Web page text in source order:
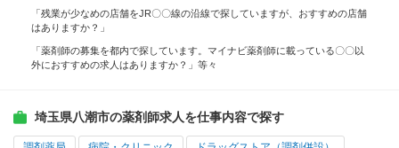
「残業が少なめの店舗をJR〇〇線の沿線で探していますが、おすすめの店舗
はありますか？」
「薬剤師の募集を都内で探しています。マイナビ薬剤師に載っている〇〇以
外におすすめの求人はありますか？」等々
埼玉県八潮市の薬剤師求人を仕事内容で探す